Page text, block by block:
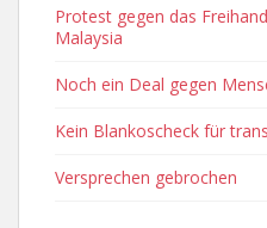
Protest gegen das
Malaysia
Noch ein Deal gegen
Kein Blankoscheck für
Versprechen gebrochen